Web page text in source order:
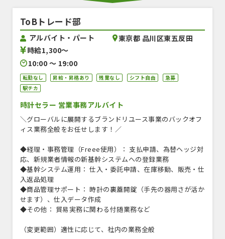
ToBトレード部
アルバイト・パート
時給1,300〜
10:00 〜 19:00
東京都 品川区東五反田
転勤なし 昇給・昇格あり 残業なし シフト自由
急募
駅チカ
時計セラー 営業事務アルバイト
＼グローバルに展開するブランドリユース事業のバックオフ
ィス業務全般をお任せします！／
◆経理・事務管理（Freee使用）： 支払申請、為替ヘッジ対
応、新規業者情報の新基幹システムへの登録業務
◆基幹システム運用： 仕入・委託申請、在庫移動、販売・仕
入返品処理
◆商品管理サポート： 時計の裏蓋開錠（手先の器用さが活か
せます）、仕入データ作成
◆その他： 貿易実務に関わる付随業務など
（変更範囲）適性に応じて、社内の業務全般